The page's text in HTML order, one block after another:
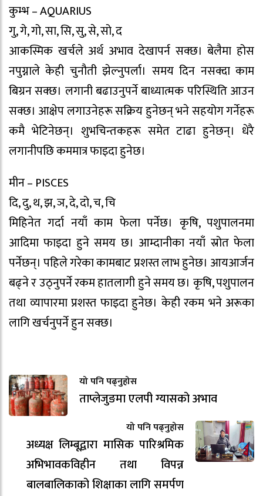
कुम्भ – AQUARIUS
गु, गे, गो, सा, सि, सु, से, सो, द
आकस्मिक खर्चले अर्थ अभाव देखापर्न सक्छ। बेलैमा होस
नपुग्नाले केही चुनौती झेल्नुपर्ला। समय दिन नसक्दा काम
बिग्रन सक्छ। लगानी बढाउनुपर्ने बाध्यात्मक परिस्थिति आउन
सक्छ। आक्षेप लगाउनेहरू सक्रिय हुनेछन् भने सहयोग गर्नेहरू
कमै भेटिनेछन्। शुभचिन्तकहरू समेत टाढा हुनेछन्। धेरै
लगानीपछि कममात्र फाइदा हुनेछ।
मीन – PISCES
दि, दु, थ, झ, ञ, दे, दो, च, चि
मिहिनेत गर्दा नयाँ काम फेला पर्नेछ। कृषि, पशुपालनमा
आदिमा फाइदा हुने समय छ। आम्दानीका नयाँ स्रोत फेला
पर्नेछन्। पहिले गरेका कामबाट प्रशस्त लाभ हुनेछ। आयआर्जन
बढ्ने र उठ्नुपर्ने रकम हातलागी हुने समय छ। कृषि, पशुपालन
तथा व्यापारमा प्रशस्त फाइदा हुनेछ। केही रकम भने अरूका
लागि खर्चनुपर्ने हुन सक्छ।
यो पनि पढ्नुहोस
ताप्लेजुङमा एलपी ग्यासको अभाव
यो पनि पढ्नुहोस
अध्यक्ष लिम्बूद्वारा मासिक पारिश्रमिक
अभिभावकविहीन तथा विपन्न
बालबालिकाको शिक्षाका लागि समर्पण